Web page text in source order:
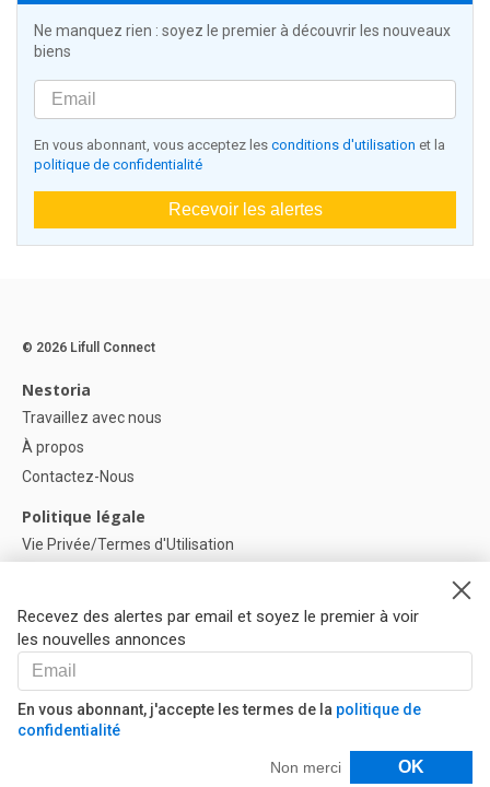
Ne manquez rien : soyez le premier à découvrir les nouveaux
biens
En vous abonnant, vous acceptez les conditions d'utilisation et la
politique de confidentialité
Recevoir les alertes
Recevez des alertes par email et soyez le premier à voir
les nouvelles annonces
En vous abonnant, j'accepte les termes de la politique de
confidentialité
Non merci OK
Filtres
© 2026 Lifull Connect
Nestoria
Travaillez avec nous
À propos
Contactez-Nous
Politique légale
Vie Privée/Termes d'Utilisation
Paramètres des cookies
Aide
FAQ
Nos Partenaires